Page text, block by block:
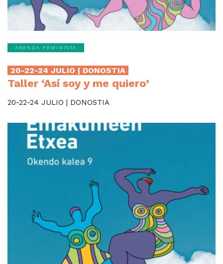
AGENDA FEMINISTA
20-22-24 JULIO | DONOSTIA
Taller ‘Así soy y me quiero’
20-22-24 JULIO | DONOSTIA